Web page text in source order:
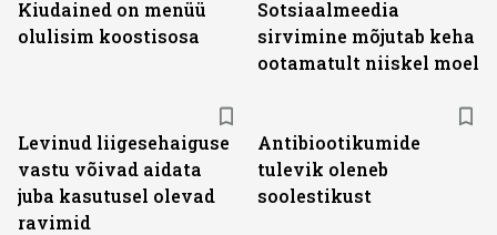
Kiudained on menüü
olulisim koostisosa
Sotsiaalmeedia
sirvimine mõjutab keha
ootamatult niiskel moel
Levinud liigesehaiguse
vastu võivad aidata
juba kasutusel olevad
ravimid
Antibiootikumide
tulevik oleneb
soolestikust